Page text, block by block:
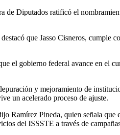
de Diputados ratificó el
que Jasso Cisneros, cumple
gobierno federal avance en el
y mejoramiento de
un acelerado proceso de ajuste.
Ramírez Pineda, quien señala
del ISSSTE a través de